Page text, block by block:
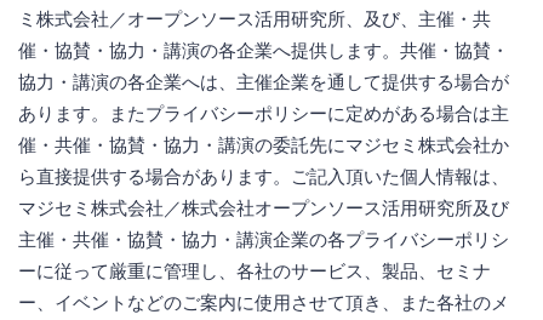
ミ株式会社／オープンソース活用研究所、及び、主催・共
催・協賛・協力・講演の各企業へ提供します。共催・協賛・
協力・講演の各企業へは、主催企業を通して提供する場合が
あります。またプライバシーポリシーに定めがある場合は主
催・共催・協賛・協力・講演の委託先にマジセミ株式会社か
ら直接提供する場合があります。ご記入頂いた個人情報は、
マジセミ株式会社／株式会社オープンソース活用研究所及び
主催・共催・協賛・協力・講演企業の各プライバシーポリシ
ーに従って厳重に管理し、各社のサービス、製品、セミナ
ー、イベントなどのご案内に使用させて頂き、また各社のメ